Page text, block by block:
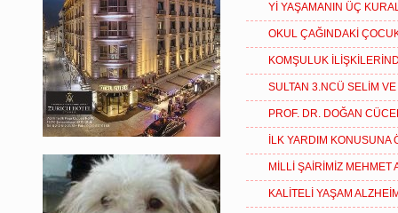
Yİ YAŞAMANIN ÜÇ
OKUL ÇAĞINDAKİ
KOMŞULUK
SULTAN 3.NCÜ SELİM
PROF. DR. DOĞAN
İLK YARDIM KONUSUNA
MİLLİ ŞAİRİMİZ MEHMET
KALİTELİ YAŞAM